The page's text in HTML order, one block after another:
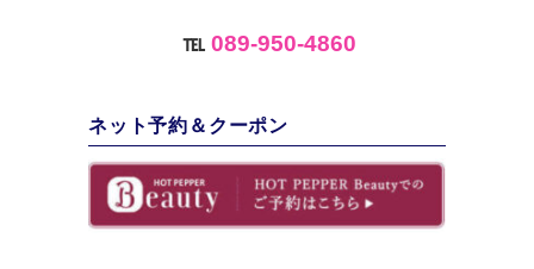
℡ 089-950-4860
ネット予約＆クーポン